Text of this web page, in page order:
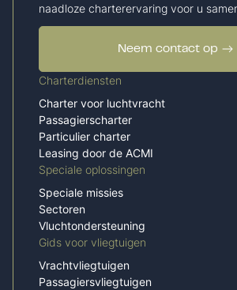
naadloze charterervaring voor u
Neem contact op
Charterdiensten
Charter voor luchtvracht
Passagierscharter
Particulier charter
Leasing door de ACMI
Speciale oplossingen
Speciale missies
Sectoren
Vluchtondersteuning
Gids voor vliegtuigen
Vrachtvliegtuigen
Passagiersvliegtuigen